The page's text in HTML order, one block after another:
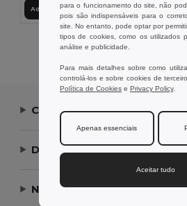
Adicionar ao Carrinho
Exibindo Todos Os
Contate-nos
Deixe-nos ajudar
Nossa Empresa
para o funcionamento do site, não
pois são indispensáveis para o
site. No entanto, pode optar por
tipos de cookies, como os utilizados
análise e publicidade.
Para mais detalhes sobre como
controlá-los e sobre cookies de
Política de Cookies e Privacy Policy.
Apenas essenciais
Aceitar tudo